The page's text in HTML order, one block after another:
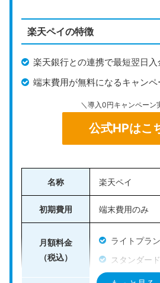
stera pack（ステラパック）は、
供するオールインワン型のキャッ
です。1台の専用端末で、クレジッ
舗に必要な機能があらかじめパッ
用を抑えてキャッシュレス決済を
す。売上の集計やレポート作成、
業務支援機能も搭載されており、
ちます。
多機能でありながらシンプルな設
店、サービス業など幅広い業種で
シュレス決済を1台にまとめたい
楽天ペイの特徴
楽天銀行との連携で最短翌日
端末費用が無料になるキャンペ
＼導入0円キャンペーン
公式HPはこ
名称 楽天ペイ
初期費用 端末費用のみ
月額料金
（税込）
ライトプラ
スタンダー